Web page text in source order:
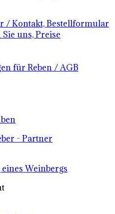
/ Kontakt, Bestellformular
uns, Preise
für Reben / AGB
- Partner
Weinbergs